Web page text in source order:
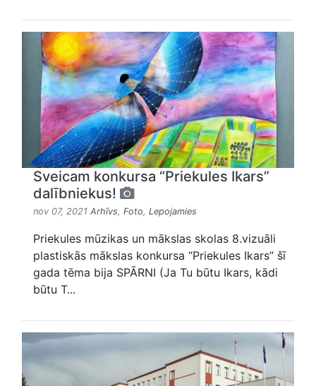
Sveicam konkursa “Priekules Ikars”
dalībniekus!
nov 07, 2021 Arhīvs, Foto, Lepojamies
Priekules mūzikas un mākslas skolas 8.vizuāli
plastiskās mākslas konkursa “Priekules Ikars” šī
gada tēma bija SPĀRNI (Ja Tu būtu Ikars, kādi
būtu T...